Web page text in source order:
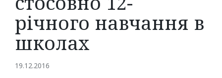
річного навчання в
школах
19.12.2016